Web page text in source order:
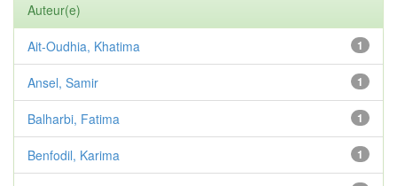
Auteur(e)
1
Ait-Oudhia, Khatima
1
Ansel, Samir
1
Balharbi, Fatima
1
Benfodil, Karima